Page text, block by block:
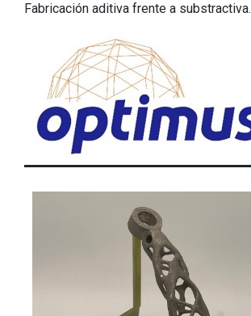
Fabricación aditiva frente a substractiva.